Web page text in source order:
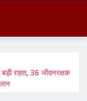
राहत, 36 जीवनरक्षक